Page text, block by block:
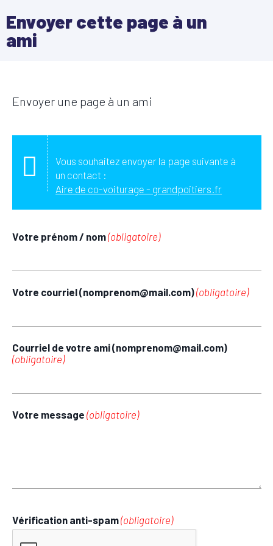
Envoyer cette page à un
ami
Envoyer une page à un ami
Vous souhaitez envoyer la page suivante à
un contact :
Aire de co-voiturage - grandpoitiers.fr
Votre prénom / nom(obligatoire)
Votre courriel (nomprenom@mail.com)(obligatoire)
Courriel de votre ami (nomprenom@mail.com)
(obligatoire)
Votre message (obligatoire)
Vérification anti-spam(obligatoire)